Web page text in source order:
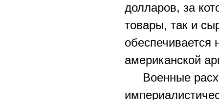
долларов, за
товары, так и
американской
Военные